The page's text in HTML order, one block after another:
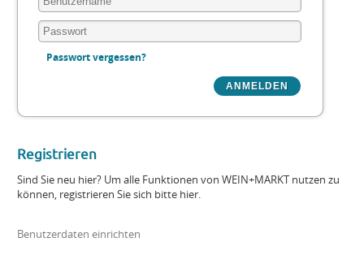
Passwort vergessen?
Registrieren
Sind Sie neu hier? Um alle Funktionen von WEIN+MARKT nutzen zu
können, registrieren Sie sich bitte hier.
Benutzerdaten einrichten